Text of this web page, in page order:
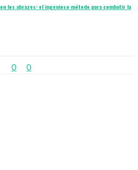
los abrazos: el ingenioso método para combatir la
0
0